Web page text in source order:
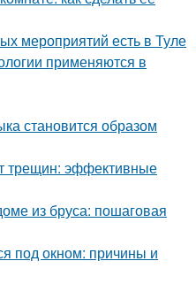
мероприятий есть в Туле
применяются в
становится образом
трещин: эффективные
из бруса: пошаговая
под окном: причины и